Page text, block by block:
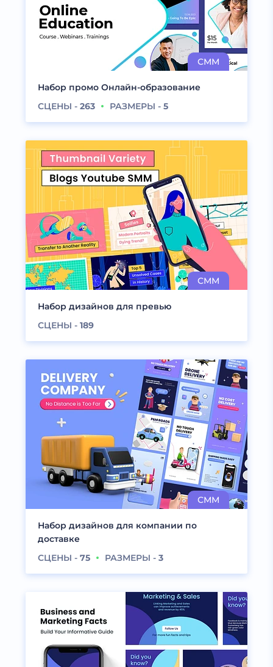
Набор промо Онлайн-образование
СЦЕНЫ - 263 РАЗМЕРЫ - 5
Набор дизайнов для превью
СЦЕНЫ - 189
Набор дизайнов для компании по
доставке
СЦЕНЫ - 75 РАЗМЕРЫ - 3